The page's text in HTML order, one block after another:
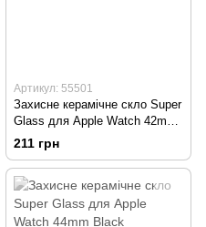
Артикул: 55501
Захисне керамічне скло Super
Glass для Apple Watch 42mm
Black
211 грн